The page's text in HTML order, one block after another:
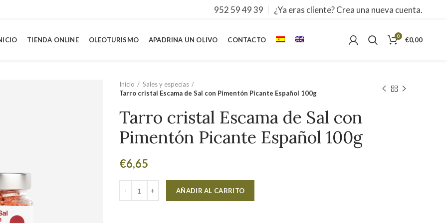
952 59 49 39 ¿Ya eras cliente? Crea una nueva cuenta.
TIENDA ONLINE OLEOTURISMO APADRINA UN OLIVO CONTACTO 0 €0,00
Inicio
Sales y especias
Tarro cristal Escama de Sal con Pimentón Picante Español 100g
Tarro cristal Escama de Sal con
Pimentón Picante Español 100g
€6,65
AÑADIR AL CARRITO